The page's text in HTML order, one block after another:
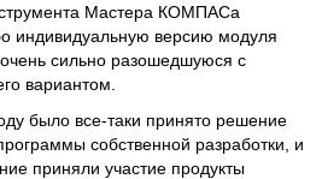
Мастера КОМПАСа
индивидуальную версию модуля
сильно разошедшуюся с
вариантом.
было все-таки принято решение
собственной разработки, и
приняли участие продукты